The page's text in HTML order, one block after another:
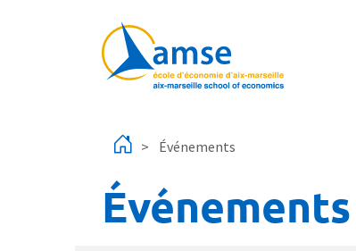
Événements
Événements